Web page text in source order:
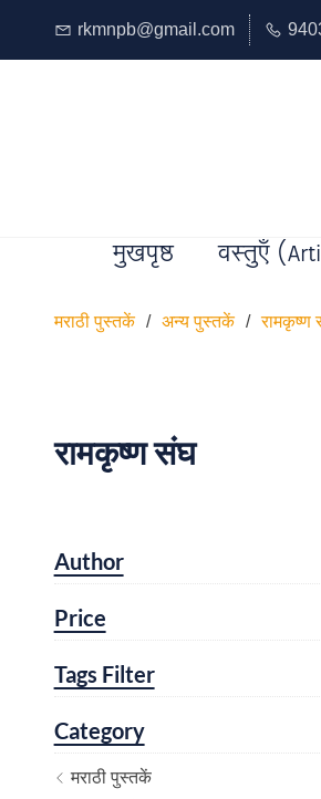
rkmnpb@gmail.com
मुखपृष्ठ वस्तुएँ
मराठी पुस्तकें / अन्य पुस्तकें / रामकृष्ण
रामकृष्ण संघ
Author
Price
Tags Filter
Category
मराठी पुस्तकें